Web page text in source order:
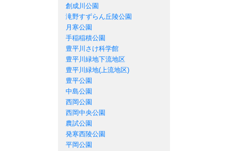
創成川公園
滝野すずらん丘陵公園
月寒公園
手稲稲積公園
豊平川さけ科学館
豊平川緑地下流地区
豊平川緑地(上流地区)
豊平公園
中島公園
西岡公園
西岡中央公園
農試公園
発寒西陵公園
平岡公園